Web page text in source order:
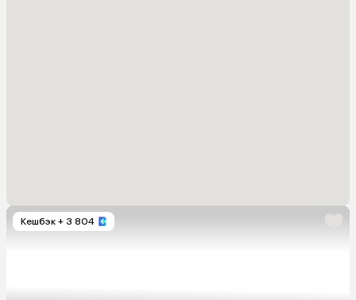
Кешбэк + 3 804